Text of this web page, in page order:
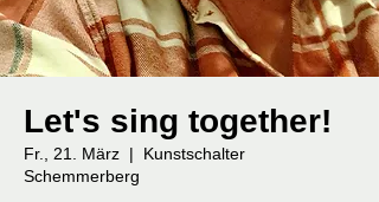
Let's sing together!
Fr., 21. März
  |
Kunstschalter
Schemmerberg